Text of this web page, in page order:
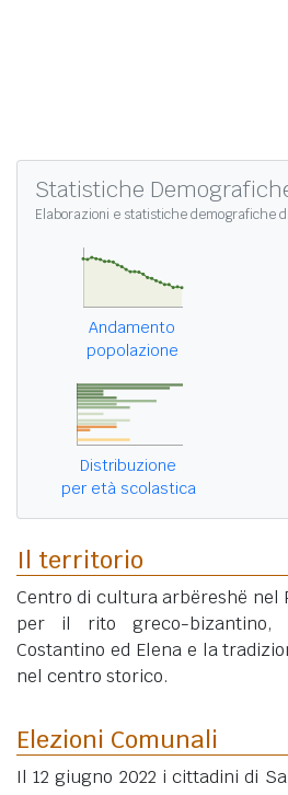
Statistiche
Elaborazioni e statistiche demografiche
Andamento
popolazione
Distribuzione
per età scolastica
Il territorio
Centro di cultura arbëreshë nel
per il rito greco-bizantino,
Costantino ed Elena e la
nel centro storico.
Elezioni Comunali
Il 12 giugno 2022 i cittadini di